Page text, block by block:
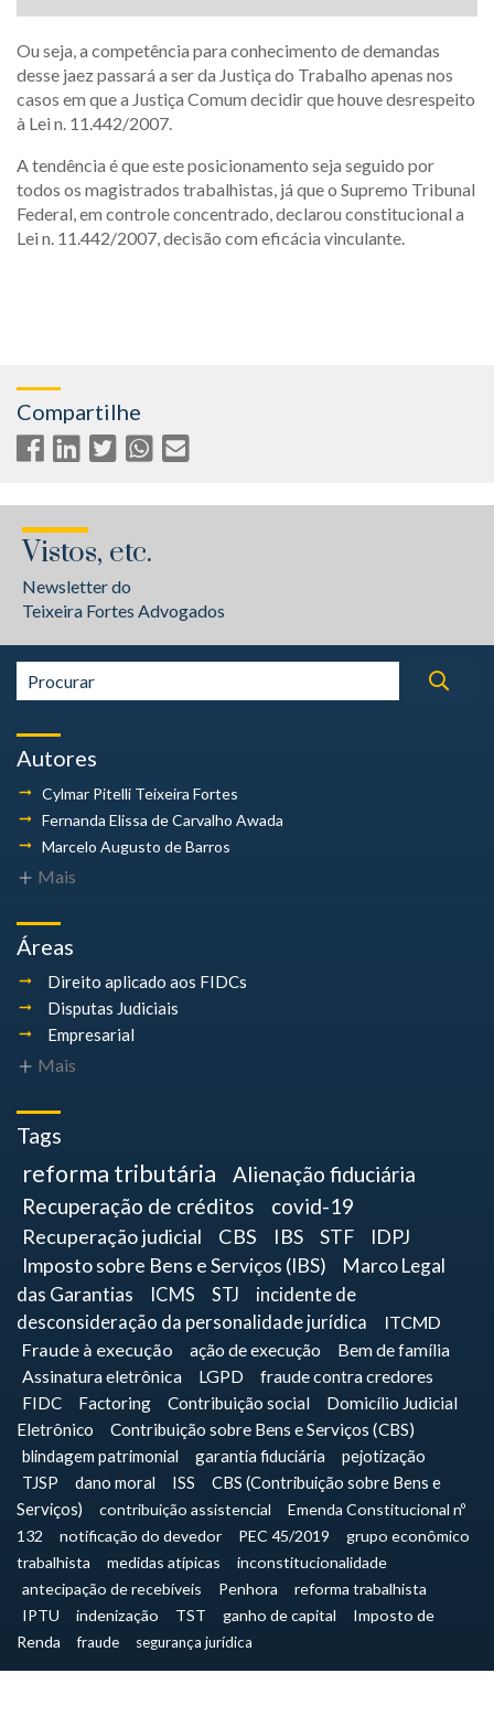
Ou seja, a competência para conhecimento de demandas
desse jaez passará a ser da Justiça do Trabalho apenas nos
casos em que a Justiça Comum decidir que houve desrespeito
à Lei n. 11.442/2007.
A tendência é que este posicionamento seja seguido por
todos os magistrados trabalhistas, já que o Supremo Tribunal
Federal, em controle concentrado, declarou constitucional a
Lei n. 11.442/2007, decisão com eficácia vinculante.
Compartilhe
Vistos, etc.
Newsletter do
Teixeira Fortes Advogados
Autores
Cylmar Pitelli Teixeira Fortes
Fernanda Elissa de Carvalho Awada
Marcelo Augusto de Barros
Mais
Áreas
Direito aplicado aos FIDCs
Disputas Judiciais
Empresarial
Mais
Tags
reforma tributária
Alienação fiduciária
Recuperação de créditos
covid-19
Recuperação judicial CBS IBS STF
IDPJ
Imposto sobre Bens e Serviços (IBS)
Marco Legal
das Garantias
ICMS STJ
incidente de
desconsideração da personalidade jurídica
ITCMD
Fraude à execução
ação de execução
Bem de família
Assinatura eletrônica
LGPD fraude contra credores
FIDC Factoring Contribuição social
Domicílio Judicial
Eletrônico
Contribuição sobre Bens e Serviços (CBS)
blindagem patrimonial
garantia fiduciária
pejotização
TJSP
dano moral ISS
CBS (Contribuição sobre Bens e
Serviços)
contribuição assistencial
Emenda Constitucional nº
132
notificação do devedor PEC 45/2019
grupo econômico
trabalhista
medidas atípicas
inconstitucionalidade
antecipação de recebíveis
Penhora
reforma trabalhista
IPTU
indenização TST ganho de capital
Imposto de
Renda
fraude segurança jurídica